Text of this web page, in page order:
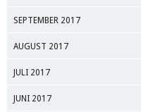
SEPTEMBER 2017
AUGUST 2017
JULI 2017
JUNI 2017